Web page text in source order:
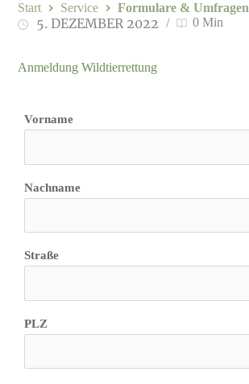
Start Service Formulare & Umfragen
5. DEZEMBER 2022 0 Min
Anmeldung Wildtierrettung
Vorname
Nachname
Straße
PLZ